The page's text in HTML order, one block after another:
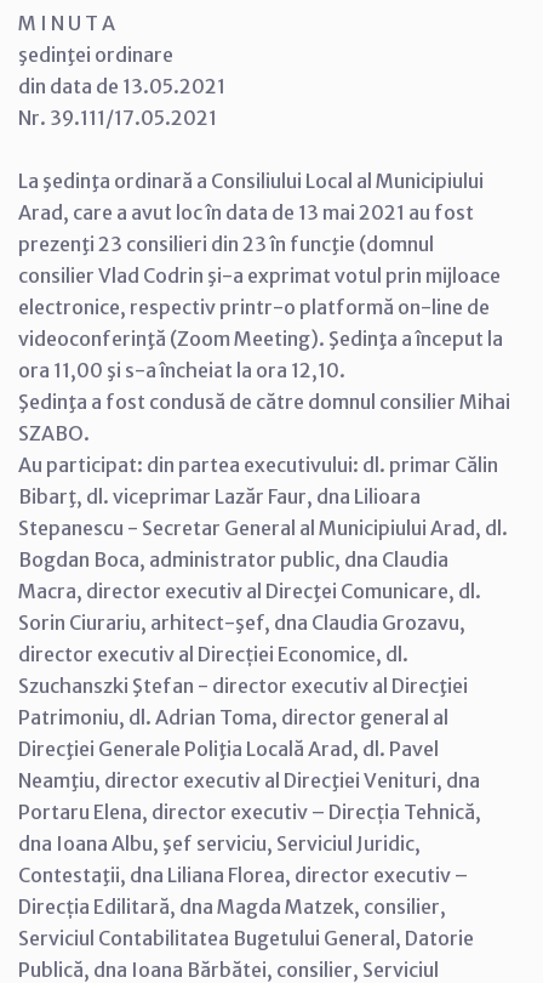
M I N U T A
şedinţei ordinare
din data de 13.05.2021
Nr. 39.111/17.05.2021
La şedinţa ordinară a Consiliului Local al Municipiului
Arad, care a avut loc în data de 13 mai 2021 au fost
prezenţi 23 consilieri din 23 în funcţie (domnul
consilier Vlad Codrin şi-a exprimat votul prin mijloace
electronice, respectiv printr-o platformă on-line de
videoconferinţă (Zoom Meeting). Şedinţa a început la
ora 11,00 şi s-a încheiat la ora 12,10.
Şedinţa a fost condusă de către domnul consilier Mihai
SZABO.
Au participat: din partea executivului: dl. primar Călin
Bibarţ, dl. viceprimar Lazăr Faur, dna Lilioara
Stepanescu - Secretar General al Municipiului Arad, dl.
Bogdan Boca, administrator public, dna Claudia
Macra, director executiv al Direcţei Comunicare, dl.
Sorin Ciurariu, arhitect-şef, dna Claudia Grozavu,
director executiv al Direcției Economice, dl.
Szuchanszki Ştefan - director executiv al Direcţiei
Patrimoniu, dl. Adrian Toma, director general al
Direcţiei Generale Poliţia Locală Arad, dl. Pavel
Neamţiu, director executiv al Direcţiei Venituri, dna
Portaru Elena, director executiv – Direcția Tehnică,
dna Ioana Albu, şef serviciu, Serviciul Juridic,
Contestaţii, dna Liliana Florea, director executiv –
Direcția Edilitară, dna Magda Matzek, consilier,
Serviciul Contabilitatea Bugetului General, Datorie
Publică, dna Ioana Bărbătei, consilier, Serviciul